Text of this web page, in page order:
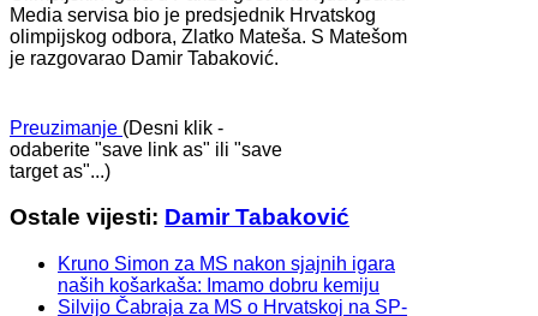
Media servisa bio je predsjednik Hrvatskog
olimpijskog odbora, Zlatko Mateša. S Matešom
je razgovarao Damir Tabaković.
Preuzimanje (Desni klik -
odaberite "save link as" ili "save
target as"...)
Ostale vijesti: Damir Tabaković
Kruno Simon za MS nakon sjajnih igara
naših košarkaša: Imamo dobru kemiju
Silvijo Čabraja za MS o Hrvatskoj na SP-